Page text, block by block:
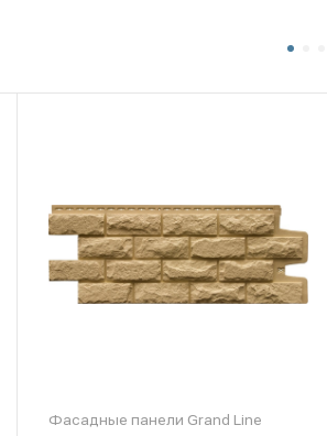
Фасадные панели Grand Line